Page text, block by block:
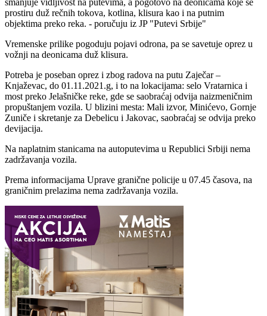
prostiru duž rečnih tokova, kotlina, klisura kao i na putnim
objektima preko reka. - poručuju iz JP "Putevi Srbije"
Vremenske prilike pogoduju pojavi odrona, pa se savetuje oprez u
vožnji na deonicama duž klisura.
Potreba je poseban oprez i zbog radova na putu Zaječar –
Knjaževac, do 01.11.2021.g, i to na lokacijama: selo Vratarnica i
most preko Jelašničke reke, gde se saobraćaj odvija naizmeničnim
propuštanjem vozila. U blizini mesta: Mali izvor, Minićevo, Gornje
Zuniče i skretanje za Debelicu i Jakovac, saobraćaj se odvija preko
devijacija.
Na naplatnim stanicama na autoputevima u Republici Srbiji nema
zadržavanja vozila.
Prema informacijama Uprave granične policije u 07.45 časova, na
graničnim prelazima nema zadržavanja vozila.